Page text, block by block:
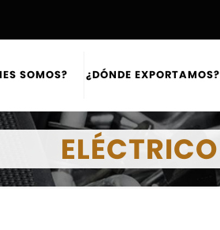
SOMOS? ¿DÓNDE EXPORTAMOS?
ELÉCTRICO